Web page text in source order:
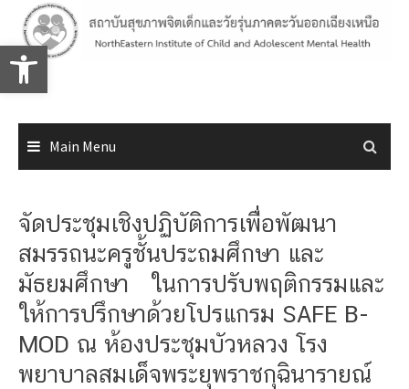
Open toolbar
content
Main Menu
จัดประชุมเชิงปฏิบัติการเพื่อพัฒนา
สมรรถนะครูชั้นประถมศึกษา และ
มัธยมศึกษา ในการปรับพฤติกรรมและ
ให้การปรึกษาด้วยโปรแกรม SAFE B-
MOD ณ ห้องประชุมบัวหลวง โรง
พยาบาลสมเด็จพระยุพราชกุฉินารายณ์